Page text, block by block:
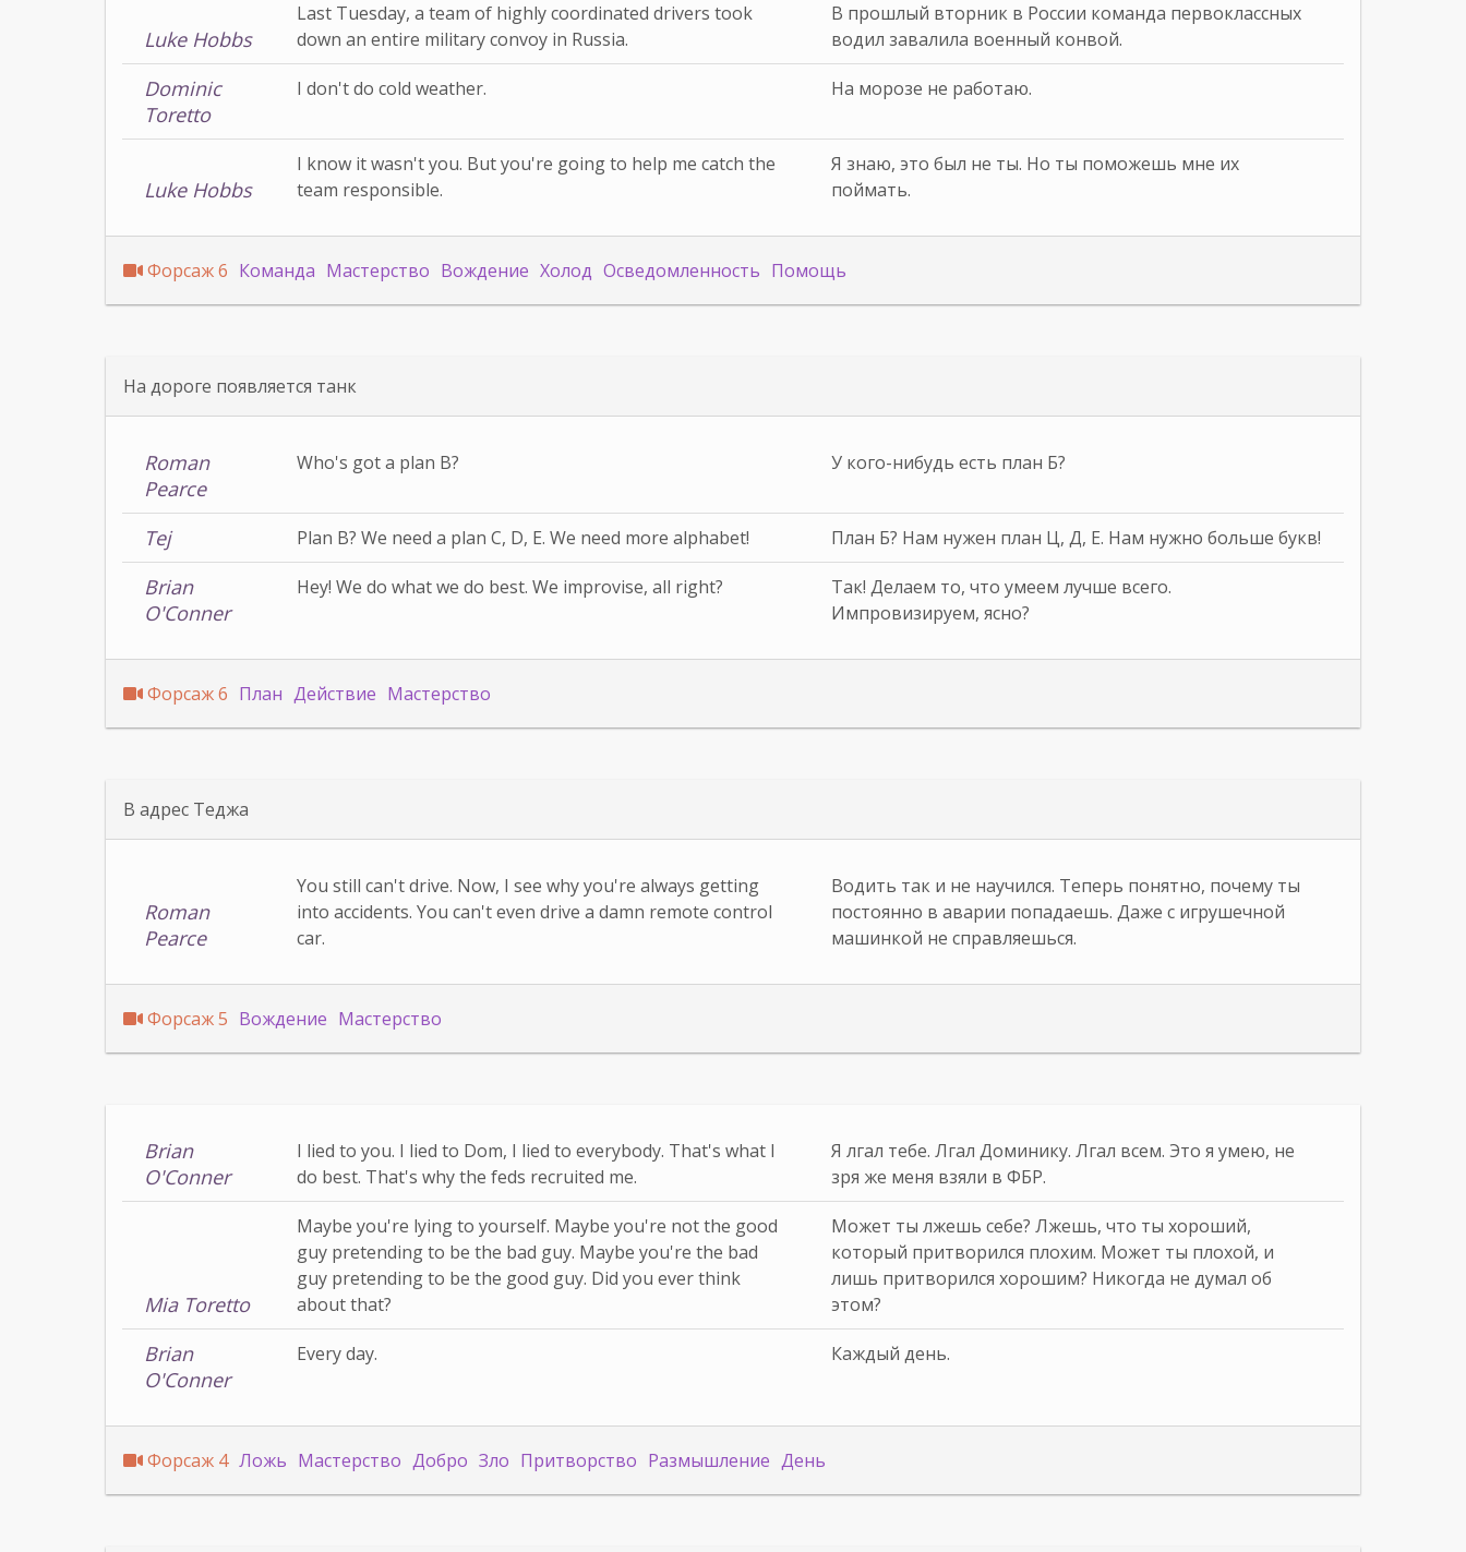
Luke Hobbs
Last Tuesday, a team of highly coordinated drivers took
down an entire military convoy in Russia.
В прошлый вторник в России команда первоклассных
водил завалила военный конвой.
Dominic
Toretto
I don't do cold weather. На морозе не работаю.
Luke Hobbs
I know it wasn't you. But you're going to help me catch the
team responsible.
Я знаю, это был не ты. Но ты поможешь мне их
поймать.
Форсаж 6 Команда Мастерство Вождение Холод Осведомленность Помощь
На дороге появляется танк
Roman
Pearce
Who's got a plan B? У кого-нибудь есть план Б?
Tej Plan B? We need a plan C, D, E. We need more alphabet! План Б? Нам нужен план Ц, Д, Е. Нам нужно больше букв!
Brian
O'Conner
Hey! We do what we do best. We improvise, all right?
Так! Делаем то, что умеем лучше всего.
Импровизируем, ясно?
Форсаж 6 План Действие Мастерство
В адрес Теджа
Roman
Pearce
You still can't drive. Now, I see why you're always getting
into accidents. You can't even drive a damn remote control
car.
Водить так и не научился. Теперь понятно, почему ты
постоянно в аварии попадаешь. Даже с игрушечной
машинкой не справляешься.
Форсаж 5 Вождение Мастерство
Brian
O'Conner
I lied to you. I lied to Dom, I lied to everybody. That's what I
do best. That's why the feds recruited me.
Я лгал тебе. Лгал Доминику. Лгал всем. Это я умею, не
зря же меня взяли в ФБР.
Mia Toretto
Maybe you're lying to yourself. Maybe you're not the good
guy pretending to be the bad guy. Maybe you're the bad
guy pretending to be the good guy. Did you ever think
about that?
Может ты лжешь себе? Лжешь, что ты хороший,
который притворился плохим. Может ты плохой, и
лишь притворился хорошим? Никогда не думал об
этом?
Brian
O'Conner
Every day. Каждый день.
Форсаж 4 Ложь Мастерство Добро Зло Притворство Размышление День